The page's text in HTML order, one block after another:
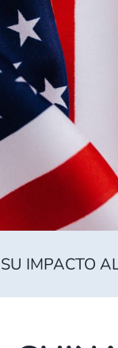
IMPACTO